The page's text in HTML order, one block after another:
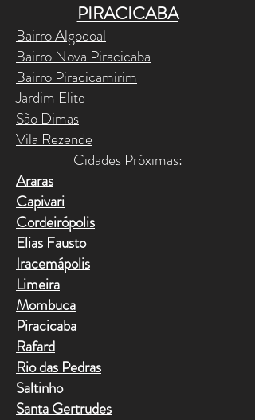
PIRACICABA
Bairro Algodoal
Bairro Nova Piracicaba
Bairro Piracicamirim
Jardim Elite
São Dimas
Vila Rezende
Cidades Próximas:​
Araras
Capivari
Cordeirópolis
Elias Fausto
Iracemápolis
Limeira
Mombuca
Piracicaba
Rafard
Rio das Pedras
Saltinho
Santa Gertrudes